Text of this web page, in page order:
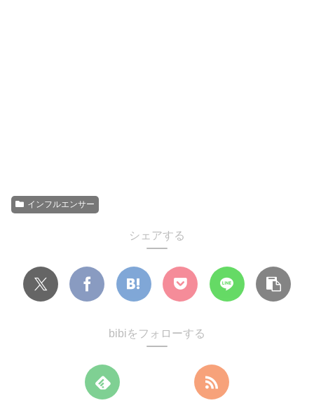
インフルエンサー
シェアする
bibiをフォローする